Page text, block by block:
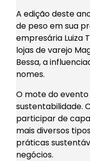
A edição deste
de peso em sua
empresária Luiza
lojas de varejo
Bessa, a
nomes.
O mote do
sustentabilidade.
participar de
mais diversos
práticas
negócios.